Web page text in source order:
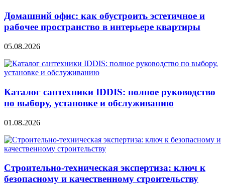
Домашний офис: как обустроить эстетичное и
рабочее пространство в интерьере квартиры
05.08.2026
Каталог сантехники IDDIS: полное руководство
по выбору, установке и обслуживанию
01.08.2026
Строительно‑техническая экспертиза: ключ к
безопасному и качественному строительству